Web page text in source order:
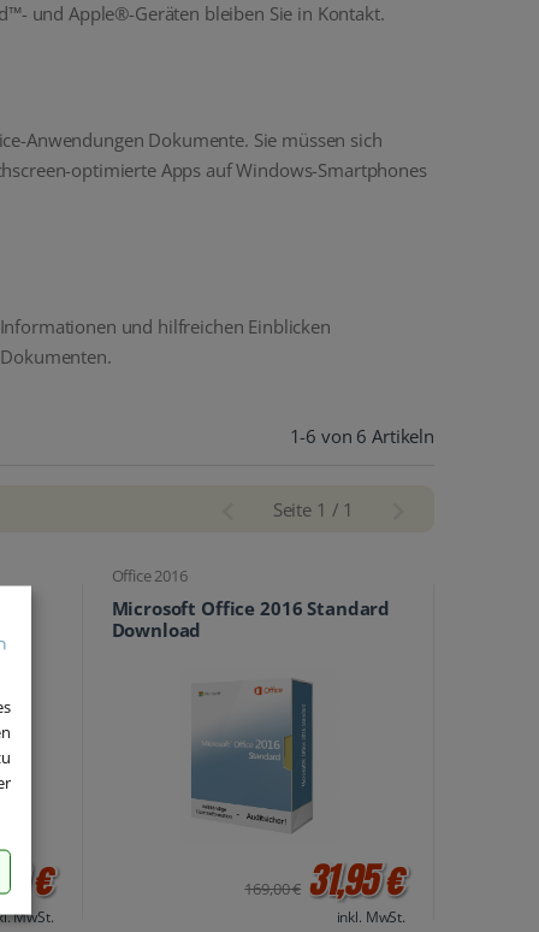
und Apple®-Geräten bleiben Sie in Kontakt.
Anwendungen Dokumente. Sie müssen sich
optimierte Apps auf Windows-Smartphones
und hilfreichen Einblicken
1-6 von 6 Artikeln
Seite 1 / 1
€
MwSt.
Office 2016
Microsoft Office 2016 Standard
Download
169,00 € 31,95 €
inkl. MwSt.